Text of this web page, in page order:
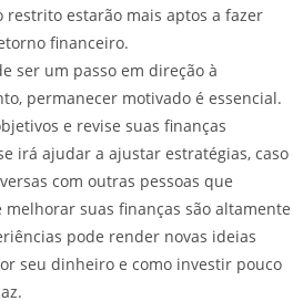
estarão mais aptos a fazer
financeiro.
ser um passo em direção à
permanecer motivado é essencial.
e revise suas finanças
irá ajudar a ajustar estratégias, caso
com outras pessoas que
suas finanças são altamente
pode render novas ideias
seu dinheiro e como investir pouco